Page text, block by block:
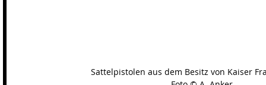
Sattelpistolen aus dem Besitz von Kaiser